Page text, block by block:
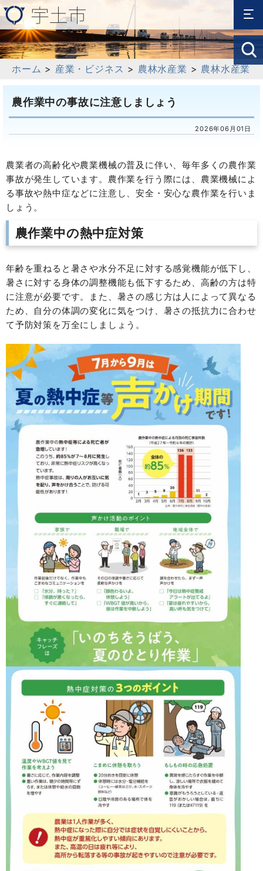
ホーム > 産業・ビジネス > 農林水産業 > 農林水産業
農作業中の事故に注意しましょう
2026年06月01日
農業者の高齢化や農業機械の普及に伴い、毎年多くの農作業
事故が発生しています。農作業を行う際には、農業機械によ
る事故や熱中症などに注意し、安全・安心な農作業を行いま
しょう。
農作業中の熱中症対策
年齢を重ねると暑さや水分不足に対する感覚機能が低下し、
暑さに対する身体の調整機能も低下するため、高齢の方は特
に注意が必要です。また、暑さの感じ方は人によって異なる
ため、自分の体調の変化に気をつけ、暑さの抵抗力に合わせ
て予防対策を万全にしましょう。